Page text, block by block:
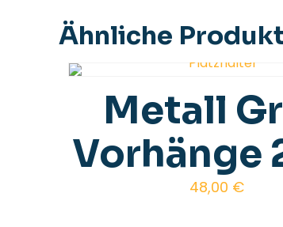
Ähnliche
Metall
Vorhänge
48,00 €